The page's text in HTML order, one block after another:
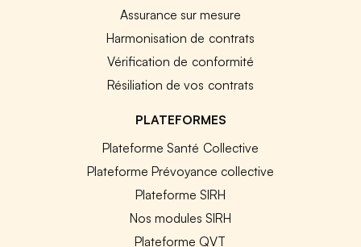
Assurance sur mesure
Harmonisation de contrats
Vérification de conformité
Résiliation de vos contrats
PLATEFORMES
Plateforme Santé Collective
Plateforme Prévoyance collective
Plateforme SIRH
Nos modules SIRH
Plateforme QVT